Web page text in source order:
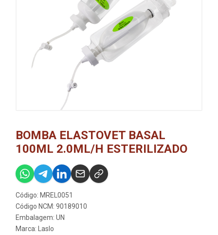
BOMBA ELASTOVET BASAL
100ML 2.0ML/H ESTERILIZADO
Código: MREL0051
Código NCM: 90189010
Embalagem: UN
Marca: Laslo